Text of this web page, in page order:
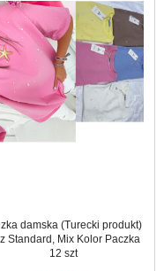
damska (Turecki produkt)
Standard, Mix Kolor Paczka
12 szt